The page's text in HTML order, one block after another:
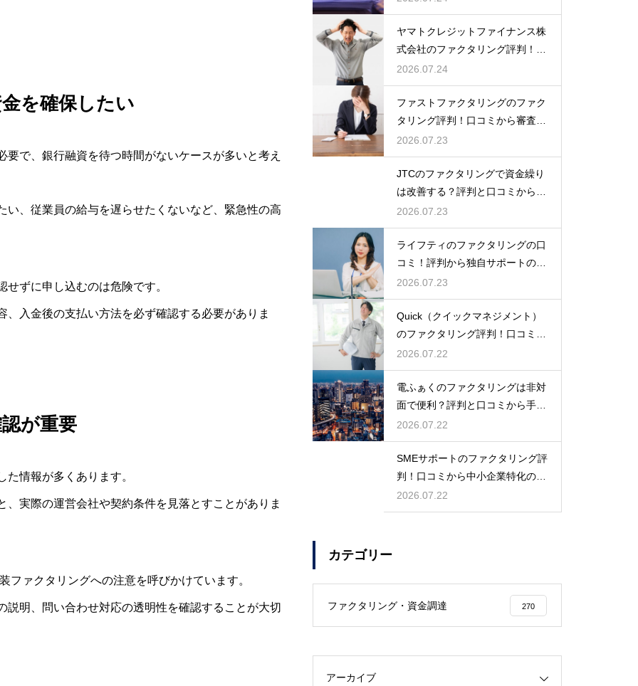
を確保したい
で、銀行融資を待つ時間がないケースが多いと考え
、従業員の給与を遅らせたくないなど、緊急性の高
ずに申し込むのは危険です。
入金後の支払い方法を必ず確認する必要がありま
が重要
情報が多くあります。
実際の運営会社や契約条件を見落とすことがありま
ァクタリングへの注意を呼びかけています。
明、問い合わせ対応の透明性を確認することが大切
ヤマトクレジットファイナンス株
式会社のファクタリング評判！口
コミと実績
2026.07.24
ファストファクタリングのファク
タリング評判！口コミから審査の
裏側を分析
2026.07.23
JTCのファクタリングで資金繰り
は改善する？評判と口コミから事
例を紹介
2026.07.23
ライフティのファクタリングの口
コミ！評判から独自サポートの良
さを実感
2026.07.23
Quick（クイックマネジメント）
のファクタリング評判！口コミで
の評価
2026.07.22
電ふぁくのファクタリングは非対
面で便利？評判と口コミから手軽
さを検証
2026.07.22
SMEサポートのファクタリング評
判！口コミから中小企業特化の強
みを調査
2026.07.22
カテゴリー
ファクタリング・資金調達 270
アーカイブ